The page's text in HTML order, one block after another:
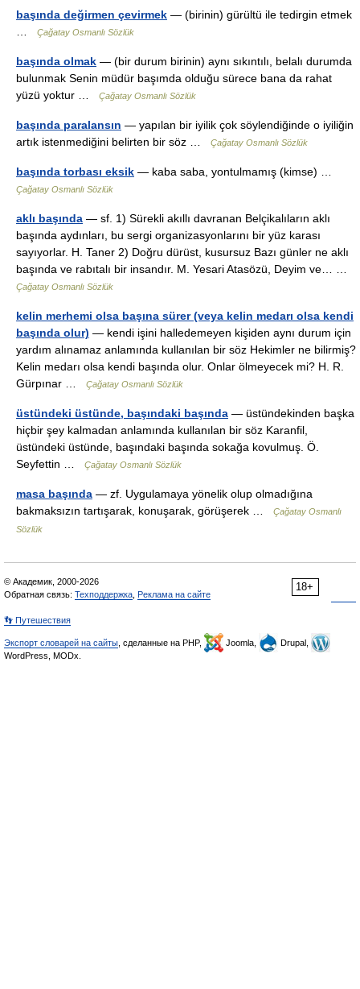
başında değirmen çevirmek — (birinin) gürültü ile tedirgin etmek
Çağatay Osmanlı Sözlük
başında olmak — (bir durum birinin) aynı sıkıntılı, belalı durumda
bulunmak Senin müdür başımda olduğu sürece bana da rahat
yüzü yoktur …
Çağatay Osmanlı Sözlük
başında paralansın — yapılan bir iyilik çok söylendiğinde o iyiliğin
artık istenmediğini belirten bir söz …
Çağatay Osmanlı Sözlük
başında torbası eksik — kaba saba, yontulmamış (kimse) …
Çağatay Osmanlı Sözlük
aklı başında — sf. 1) Sürekli akıllı davranan Belçikalıların aklı
başında aydınları, bu sergi organizasyonlarını bir yüz karası
sayıyorlar. H. Taner 2) Doğru dürüst, kusursuz Bazı günler ne aklı
başında ve rabıtalı bir insandır. M. Yesari Atasözü, Deyim ve… …
Çağatay Osmanlı Sözlük
kelin merhemi olsa başına sürer (veya kelin medarı olsa kendi
başında olur) — kendi işini halledemeyen kişiden aynı durum için
yardım alınamaz anlamında kullanılan bir söz Hekimler ne bilirmiş?
Kelin medarı olsa kendi başında olur. Onlar ölmeyecek mi? H. R.
Gürpınar …
Çağatay Osmanlı Sözlük
üstündeki üstünde, başındaki başında — üstündekinden başka
hiçbir şey kalmadan anlamında kullanılan bir söz Karanfil,
üstündeki üstünde, başındaki başında sokağa kovulmuş. Ö.
Seyfettin …
Çağatay Osmanlı Sözlük
masa başında — zf. Uygulamaya yönelik olup olmadığına
bakmaksızın tartışarak, konuşarak, görüşerek …
Çağatay Osmanlı
Sözlük
18+
© Академик, 2000-2026
Обратная связь: Техподдержка Реклама на сайте
👣 Путешествия
Экспорт словарей на сайты , сделанные на PHP, Joomla,
Drupal,
WordPress, MODx.